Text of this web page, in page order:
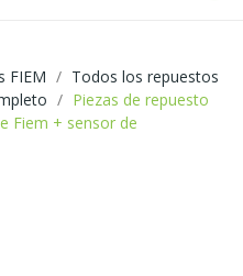
FIEM
Todos los repuestos
Piezas de repuesto
Fiem + sensor de